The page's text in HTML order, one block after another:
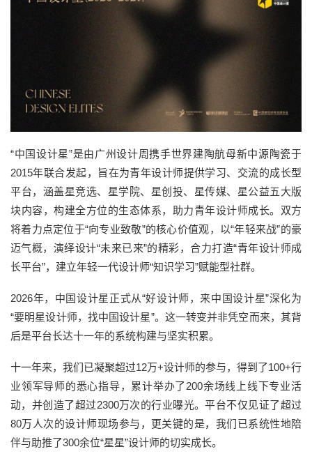
“中国设计星”是由广州设计周携手世界建陶航母新中源陶瓷于
2015年联合发起，旨在为青年设计师提供学习、交流的成长型
平台，涵盖星竞选、星学院、星创投、星传媒、星公益五大版
块内容，构建全方位的生态体系，助力青年设计师成长。双方
将着力点定位于“向专业致敬”的核心价值观，以“年轻来战”的豪
迈气概，演绎设计“未来已来”的精彩，合力打造“青年设计师成
长平台”，建立年轻一代设计师“知识学习”赋能型社群。
2026年，中国设计星正式从“好设计师，来中国设计星”深化为
“要明星设计师，找中国设计星”。 这一转变并非凭空而来，其背
后是平台长达十一年的系统构建与坚实积累。
十一年来，我们已凝聚超过12万+设计师的参与，得到了100+行
业领军导师的悉心指导，累计举办了200余场线上线下专业活
动，并创造了超过2300万次的行业曝光。平台不仅见证了超过
80万人次的设计师现场参与，更关键的是，我们已系统性地陪
伴与助推了300余位“星星”设计师的切实成长。